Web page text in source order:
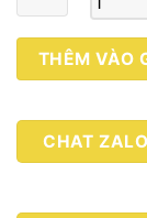
Sắc
màu
công
005
THÊM VÀO
CHAT ZALO